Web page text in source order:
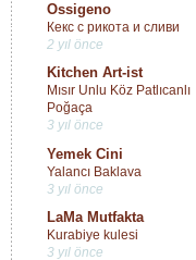
Ossigeno
Кекс с рикота и сливи
2 yıl önce
Kitchen Art-ist
Mısır Unlu Köz Patlıcanlı
Poğaça
3 yıl önce
Yemek Cini
Yalancı Baklava
3 yıl önce
LaMa Mutfakta
Kurabiye kulesi
3 yıl önce